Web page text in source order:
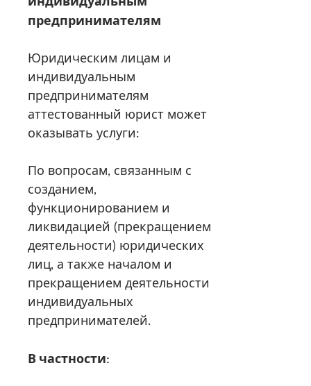
предпринимателям
Юридическим лицам и
индивидуальным
предпринимателям
аттестованный юрист может
оказывать услуги:
По вопросам, связанным с
созданием,
функционированием и
ликвидацией (прекращением
деятельности) юридических
лиц, а также началом и
прекращением деятельности
индивидуальных
предпринимателей.
В частности: